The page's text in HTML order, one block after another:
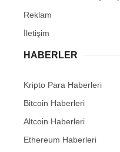
Reklam
İletişim
HABERLER
Kripto Para Haberleri
Bitcoin Haberleri
Altcoin Haberleri
Ethereum Haberleri